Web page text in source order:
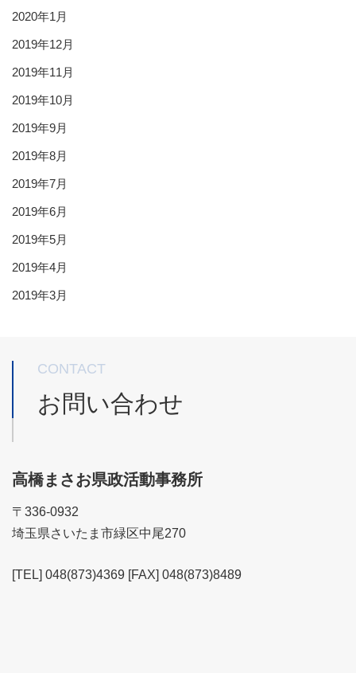
2020年1月
2019年12月
2019年11月
2019年10月
2019年9月
2019年8月
2019年7月
2019年6月
2019年5月
2019年4月
2019年3月
CONTACT
お問い合わせ
高橋まさお県政活動事務所
〒336-0932
埼玉県さいたま市緑区中尾270
[TEL] 048(873)4369 [FAX] 048(873)8489